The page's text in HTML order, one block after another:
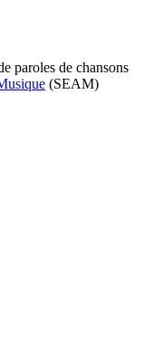
paroles de chansons
(SEAM)